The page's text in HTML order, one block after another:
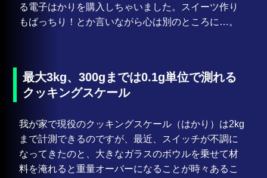
る電子はかりを購入しちゃいました。スイーツ作り
もばっちり！とか言いながら心は別のところに…。
最大3kg、300gまでは0.1g単位で測れる
クッキングスケール
我が家で現役のクッキングスケール（はかり）は2kg
まで計測できるのですが、最近、スイッチが不調に
なってきたのと、大きなガラスのボウルを乗せて材
料を淹れると重量オーバーになることが時々あるこ